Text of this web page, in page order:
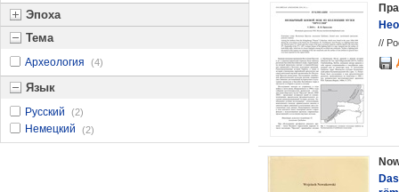
Эпоха
Тема
Археология (4)
Язык
Русский (2)
Немецкий (2)
//